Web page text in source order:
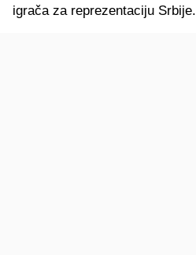
igrača za reprezentaciju Srbije.